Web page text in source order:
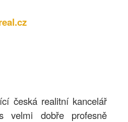
česká realitní kancelář
velmi dobře profesně